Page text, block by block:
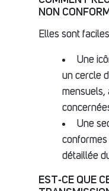
NON
Elles sont
Une
un cercle
mensuels,
Une
conformes
détaillée
EST‑CE QUE